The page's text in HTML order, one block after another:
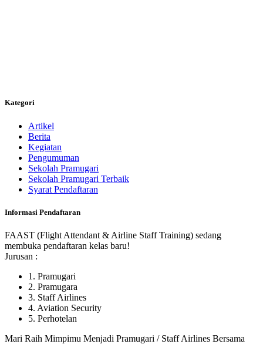
Kategori
Artikel
Berita
Kegiatan
Pengumuman
Sekolah Pramugari
Sekolah Pramugari Terbaik
Syarat Pendaftaran
Informasi Pendaftaran
FAAST (Flight Attendant & Airline Staff Training) sedang
membuka pendaftaran kelas baru!
Jurusan :
1. Pramugari
2. Pramugara
3. Staff Airlines
4. Aviation Security
5. Perhotelan
Mari Raih Mimpimu Menjadi Pramugari / Staff Airlines Bersama